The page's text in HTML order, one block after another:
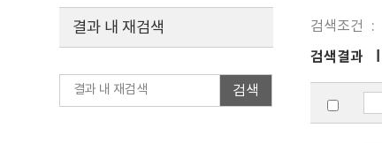
검색조건
결과 내 재검색
검색
검색결과